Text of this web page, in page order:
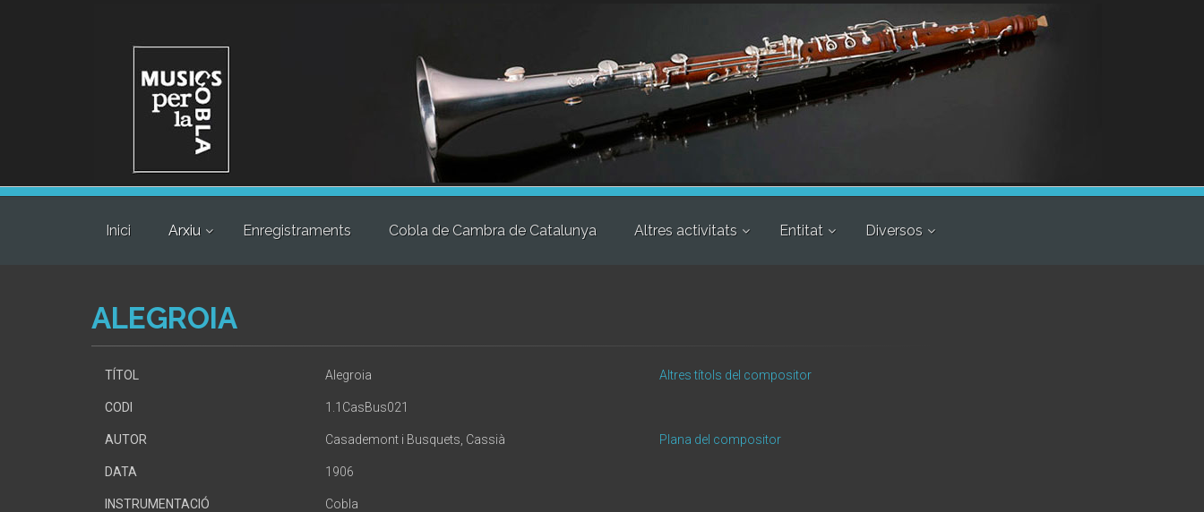
Inici Arxiu Enregistraments Cobla de Cambra de Catalunya Altres activitats Entitat Diversos
ALEGROIA
TÍTOL Alegroia Altres títols del compositor
CODI 1.1CasBus021
AUTOR Casademont i Busquets, Cassià Plana del compositor
DATA 1906
INSTRUMENTACIÓ Cobla